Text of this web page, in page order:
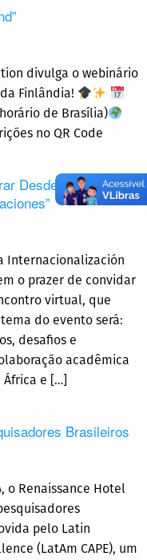
divulga o webinário
Finlândia!
de Brasília)
no QR Code
Desde o Sul Global
Internacionalización
o prazer de convidar
virtual, que
do evento será:
desafios e
acadêmica
e […]
Brasileiros
o Renaissance Hotel
pelo Latin
(LatAm CAPE), um